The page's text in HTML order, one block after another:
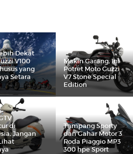
Dekat
V100
yang
Setara
Makin Garang, Ini
Potret Moto Guzzi
V7 Stone Special
Edition
di
Jangan
Tampang Sporty
dan Gahar Motor 3
Roda Piaggio MP3
300 hpe Sport